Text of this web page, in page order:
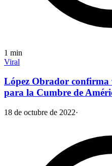
1 min
Viral
López Obrador confirma
para la Cumbre de
18 de octubre de 2022·